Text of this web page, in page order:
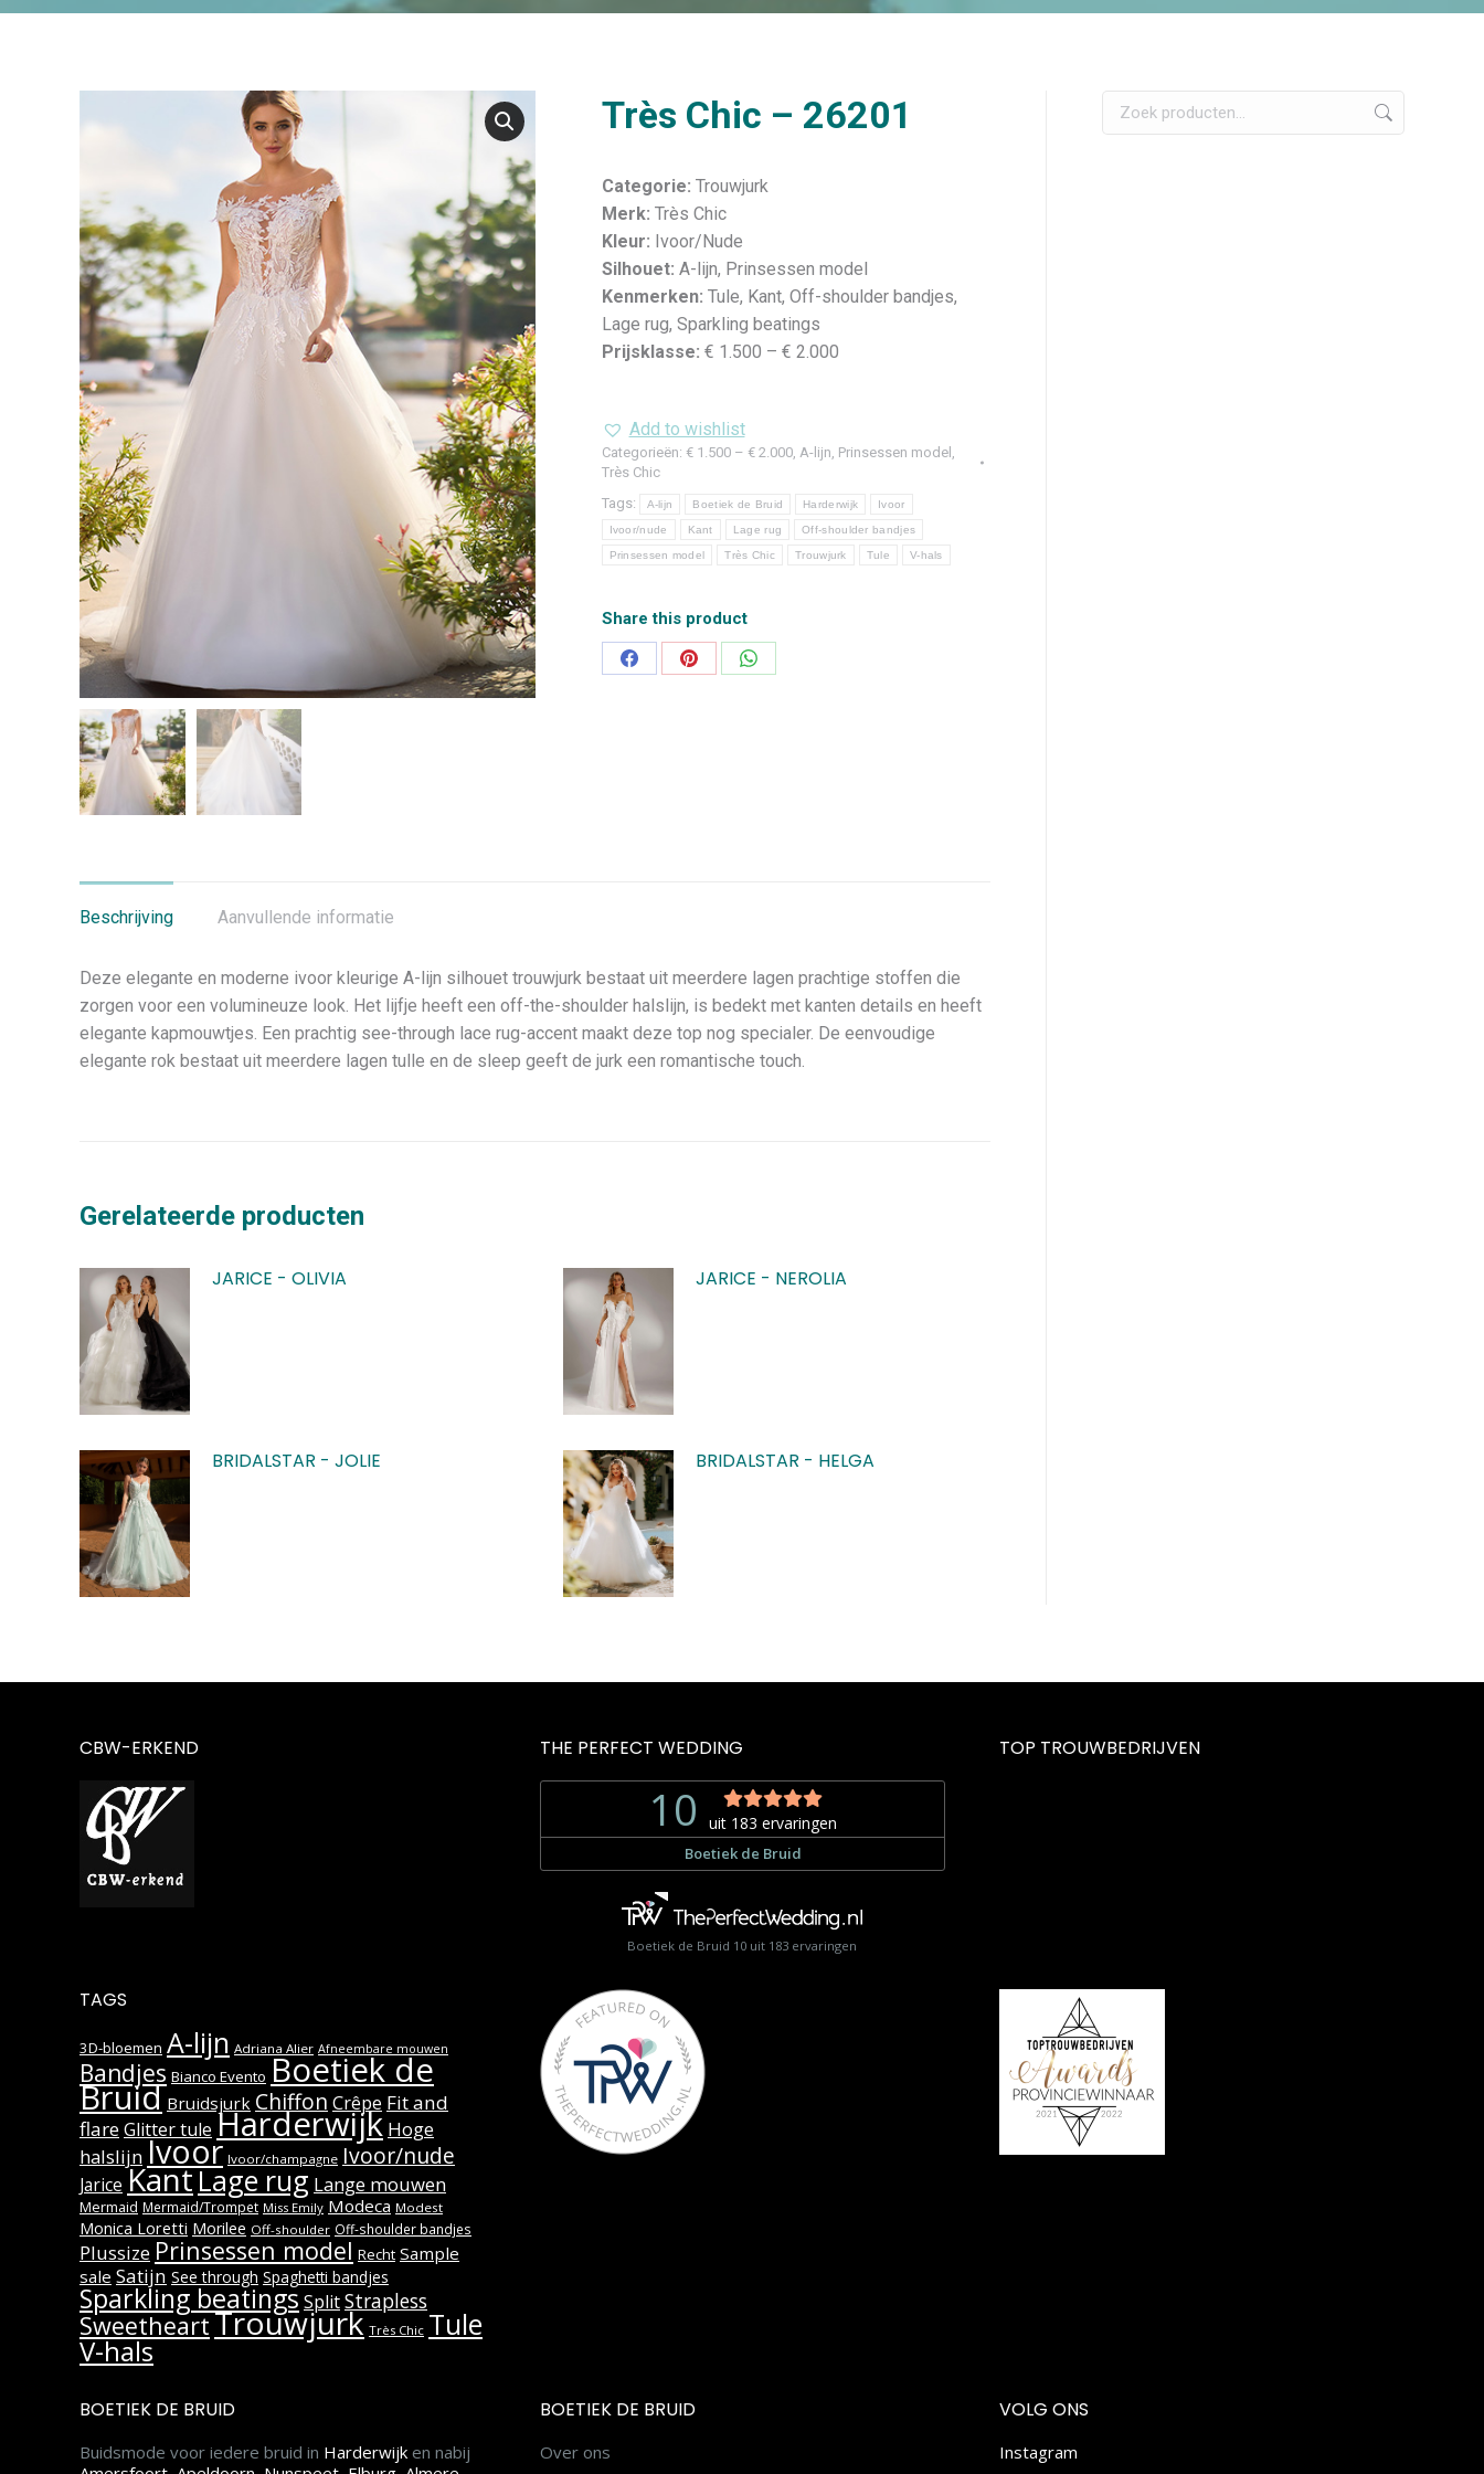
Très Chic – 26201
Categorie: Trouwjurk
Merk: Très Chic
Kleur: Ivoor/Nude
Silhouet: A-lijn, Prinsessen model
Kenmerken: Tule, Kant, Off-shoulder bandjes,
Lage rug, Sparkling beatings
Prijsklasse: € 1.500 – € 2.000
Add to wishlist
Categorieën: € 1.500 – € 2.000, A-lijn, Prinsessen model ,
Très Chic
Tags:
A-lijn Boetiek de Bruid Harderwijk Ivoor
Ivoor/nude Kant Lage rug Off-shoulder bandjes
Prinsessen model Très Chic Trouwjurk Tule V-hals
Share this product
Deel
Deel
Deel
Beschrijving Aanvullende informatie
Deze elegante en moderne ivoor kleurige A-lijn silhouet trouwjurk bestaat uit meerdere lagen prachtige stoffen die
zorgen voor een volumineuze look. Het lijfje heeft een off-the-shoulder halslijn, is bedekt met kanten details en heeft
elegante kapmouwtjes. Een prachtig see-through lace rug-accent maakt deze top nog specialer. De eenvoudige
elegante rok bestaat uit meerdere lagen tulle en de sleep geeft de jurk een romantische touch.
Gerelateerde producten
JARICE - OLIVIA JARICE - NEROLIA
BRIDALSTAR - JOLIE BRIDALSTAR - HELGA
CBW-ERKEND THE PERFECT WEDDING
Boetiek de Bruid 10uit 183ervaringen
TOP TROUWBEDRIJVEN
TAGS
3D-bloemen A-lijn Adriana Alier Afneembare mouwen
Bandjes Bianco Evento Boetiek de
Bruid Bruidsjurk Chiffon Crêpe Fit and
flareGlitter tule Harderwijk Hoge
halslijnIvoor Ivoor/champagne Ivoor/nude
Jarice KantLage rug Lange mouwen
Mermaid Mermaid/Trompet Miss Emily Modeca Modest
Monica Loretti Morilee Off-shoulder Off-shoulder bandjes
Plussize Prinsessen model Recht Sample
sale Satijn See through Spaghetti bandjes
Sparkling beatings SplitStrapless
SweetheartTrouwjurk Très Chic Tule
V-hals
BOETIEK DE BRUID
Buidsmode voor iedere bruid in Harderwijk en nabij
BOETIEK DE BRUID
Over ons
VOLG ONS
Instagram